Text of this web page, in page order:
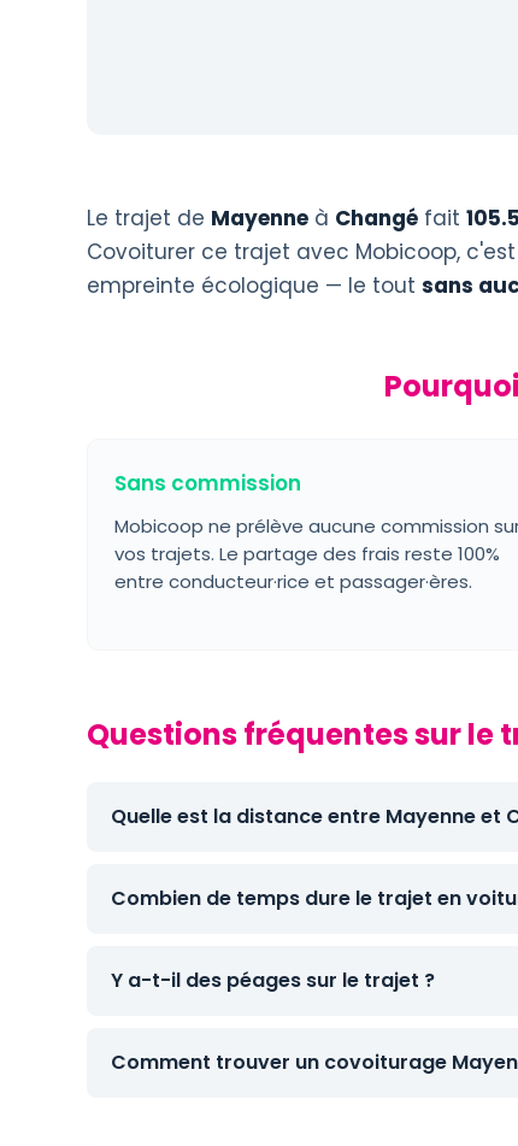
Le trajet de Mayenne à Changé fait
Covoiturer ce trajet avec Mobicoop,
empreinte écologique — le tout sans
Sans commission
Mobicoop ne prélève aucune commission
vos trajets. Le partage des frais reste 100%
entre conducteur·rice et passager·ères.
Questions fréquentes sur le
Quelle est la distance entre Mayenne et
Combien de temps dure le trajet en
Y a-t-il des péages sur le trajet ?
Comment trouver un covoiturage